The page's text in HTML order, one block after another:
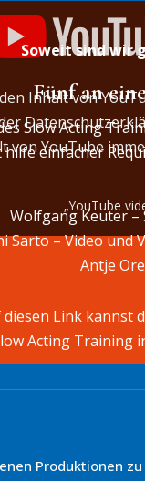
Inhalt von
von YouTube
„YouTube
Soweit sind wir
Fünf an
Slow Acting
einfacher
Wolfgang Keuter –
Sarto – Video und
Antje
Link kannst
Acting Training
Produktionen